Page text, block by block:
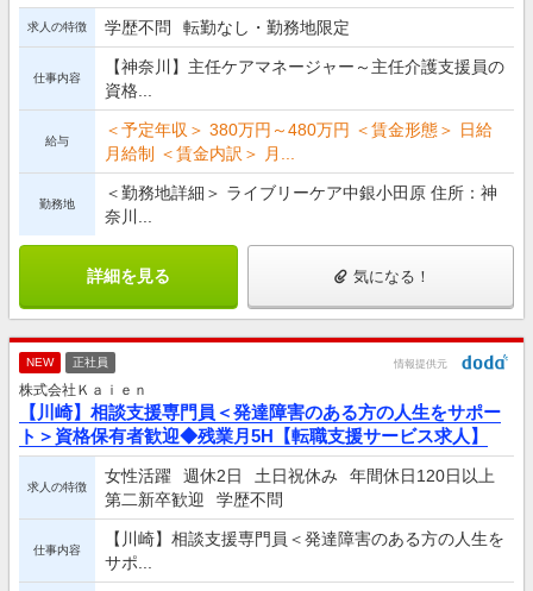
求人の特徴 学歴不問 転勤なし・勤務地限定
仕事内容
【神奈川】主任ケアマネージャー～主任介護支援員の
資格...
給与
＜予定年収＞ 380万円～480万円 ＜賃金形態＞ 日給
月給制 ＜賃金内訳＞ 月...
勤務地
＜勤務地詳細＞ ライブリーケア中銀小田原 住所：神
奈川...
詳細を見る 気になる！
NEW 正社員 情報提供元
株式会社Ｋａｉｅｎ
【川崎】相談支援専門員＜発達障害のある方の人生をサポー
ト＞資格保有者歓迎◆残業月5H【転職支援サービス求人】
求人の特徴
女性活躍 週休2日 土日祝休み
年間休日120日以上
第二新卒歓迎
学歴不問
仕事内容
【川崎】相談支援専門員＜発達障害のある方の人生を
サポ...